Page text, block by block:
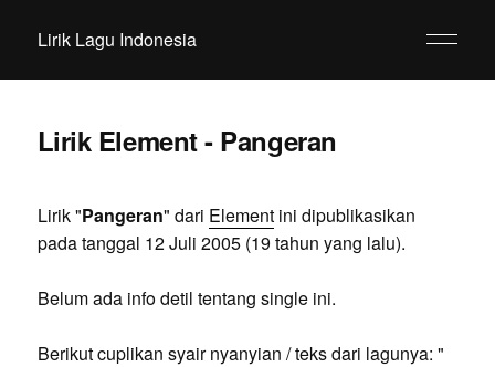
Lirik Lagu Indonesia
Lirik Element - Pangeran
Lirik "Pangeran" dari Elementini dipublikasikan
pada tanggal 12 Juli 2005 (19 tahun yang lalu).
Belum ada info detil tentang single ini.
Berikut cuplikan syair nyanyian / teks dari lagunya: "